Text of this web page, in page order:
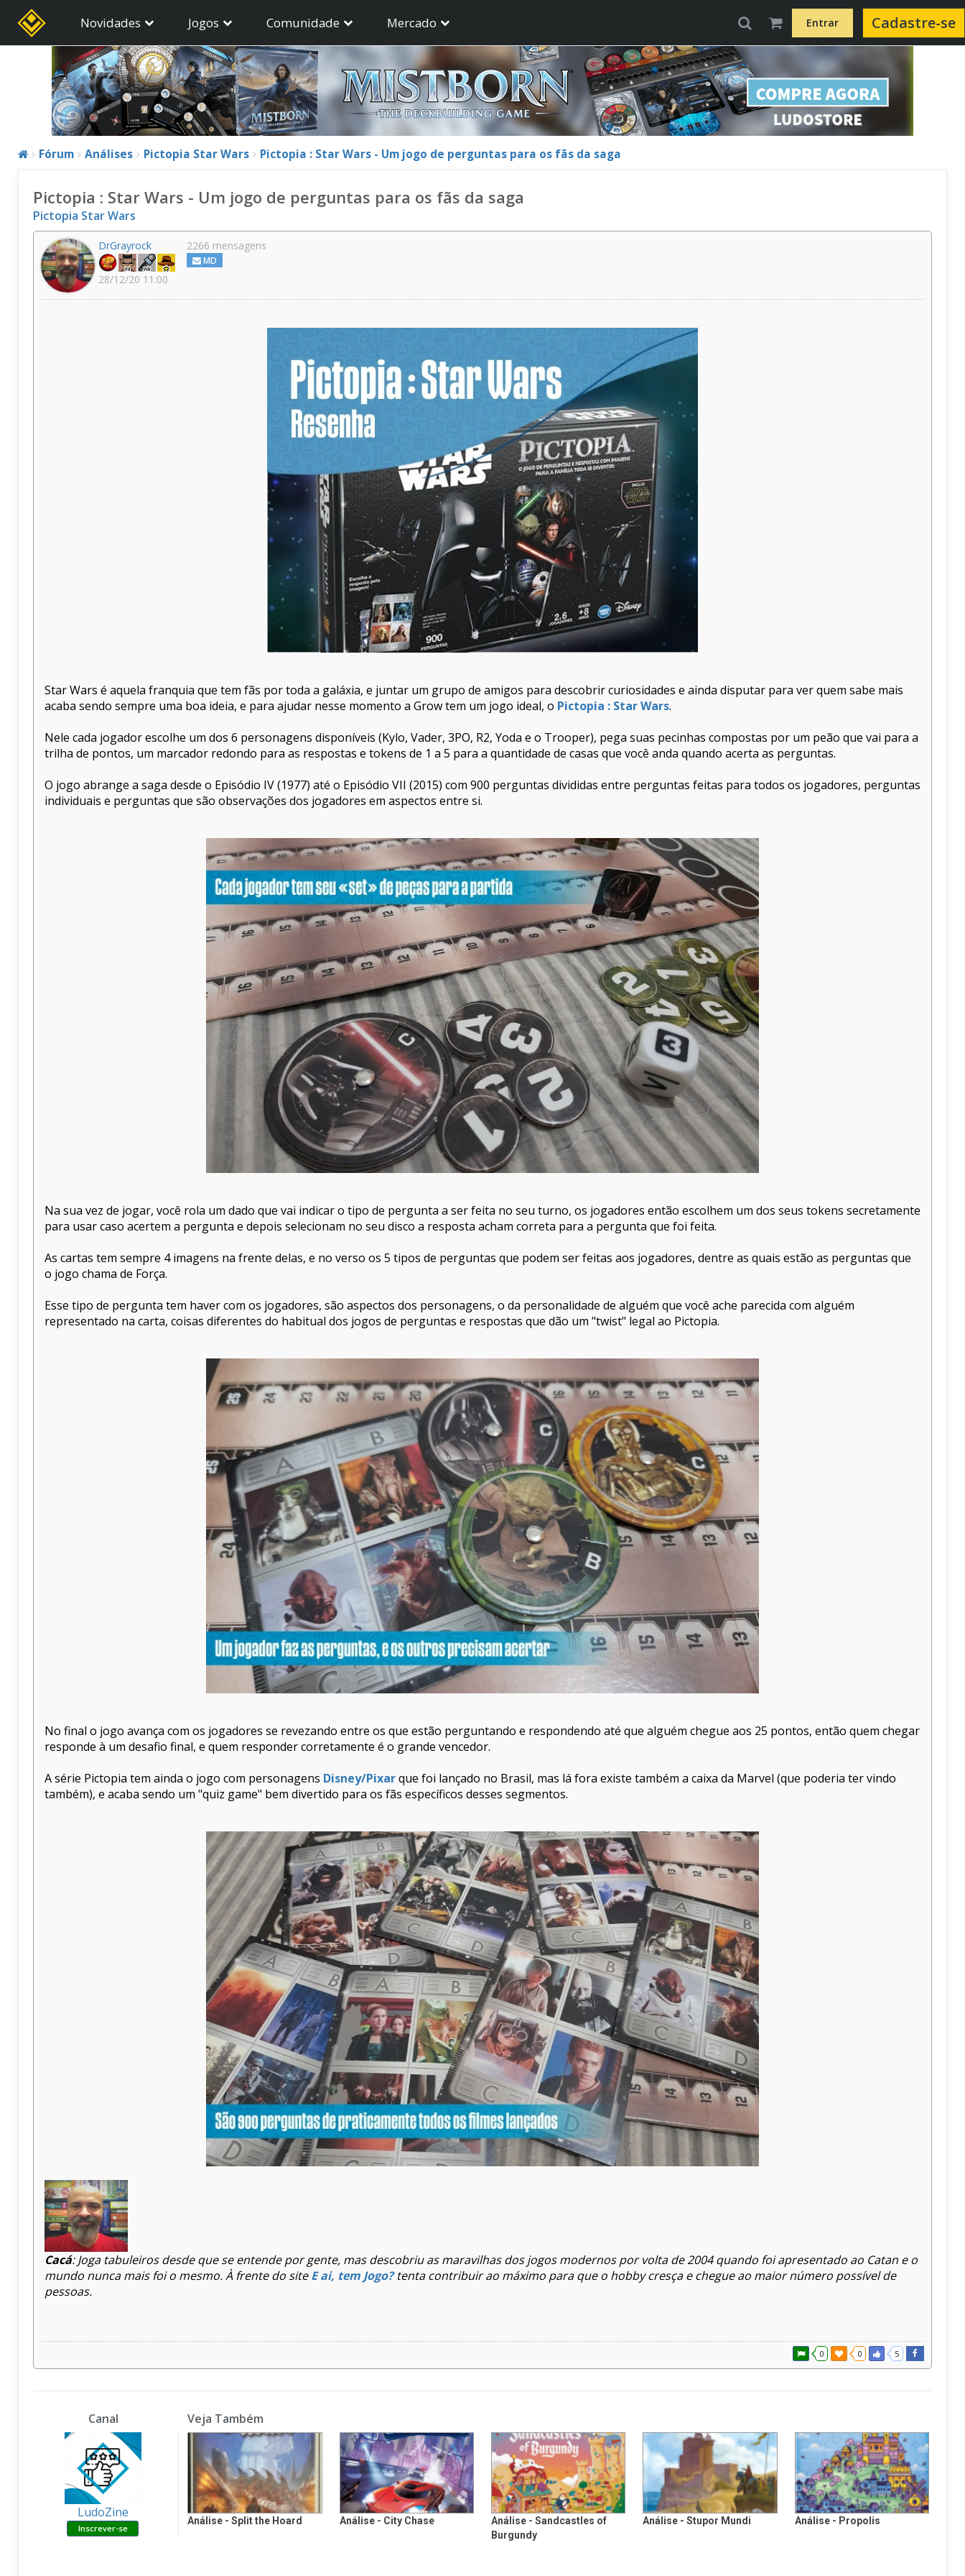
Novidades Jogos Comunidade Mercado Entrar Cadastre-se
Fórum Análises Pictopia Star Wars Pictopia : Star Wars - Um jogo de perguntas para os fãs da saga
Pictopia : Star Wars - Um jogo de perguntas para os fãs da saga
Pictopia Star Wars
DrGrayrock
28/12/20 11:00
2266 mensagens
MD
Star Wars é aquela franquia que tem fãs por toda a galáxia, e juntar um grupo de amigos para descobrir curiosidades e ainda disputar para ver quem sabe mais
acaba sendo sempre uma boa ideia, e para ajudar nesse momento a Grow tem um jogo ideal, o Pictopia : Star Wars.
Nele cada jogador escolhe um dos 6 personagens disponíveis (Kylo, Vader, 3PO, R2, Yoda e o Trooper), pega suas pecinhas compostas por um peão que vai para a
trilha de pontos, um marcador redondo para as respostas e tokens de 1 a 5 para a quantidade de casas que você anda quando acerta as perguntas.
O jogo abrange a saga desde o Episódio IV (1977) até o Episódio VII (2015) com 900 perguntas divididas entre perguntas feitas para todos os jogadores, perguntas
individuais e perguntas que são observações dos jogadores em aspectos entre si.
Na sua vez de jogar, você rola um dado que vai indicar o tipo de pergunta a ser feita no seu turno, os jogadores então escolhem um dos seus tokens secretamente
para usar caso acertem a pergunta e depois selecionam no seu disco a resposta acham correta para a pergunta que foi feita.
As cartas tem sempre 4 imagens na frente delas, e no verso os 5 tipos de perguntas que podem ser feitas aos jogadores, dentre as quais estão as perguntas que
o jogo chama de Força.
Esse tipo de pergunta tem haver com os jogadores, são aspectos dos personagens, o da personalidade de alguém que você ache parecida com alguém
representado na carta, coisas diferentes do habitual dos jogos de perguntas e respostas que dão um "twist" legal ao Pictopia.
No final o jogo avança com os jogadores se revezando entre os que estão perguntando e respondendo até que alguém chegue aos 25 pontos, então quem chegar
responde à um desafio final, e quem responder corretamente é o grande vencedor.
A série Pictopia tem ainda o jogo com personagens Disney/Pixarque foi lançado no Brasil, mas lá fora existe também a caixa da Marvel (que poderia ter vindo
também), e acaba sendo um "quiz game" bem divertido para os fãs específicos desses segmentos.
Cacá: Joga tabuleiros desde que se entende por gente, mas descobriu as maravilhas dos jogos modernos por volta de 2004 quando foi apresentado ao Catan e o
mundo nunca mais foi o mesmo. À frente do siteE ai, tem Jogo?tenta contribuir ao máximo para que o hobby cresça e chegue ao maior número possível de
pessoas.
0 0 5
Canal Veja Também
LudoZine
Análise - Split the Hoard Análise - City Chase
Análise - Sandcastles of
Burgundy
Análise - Stupor Mundi Análise - Propolis